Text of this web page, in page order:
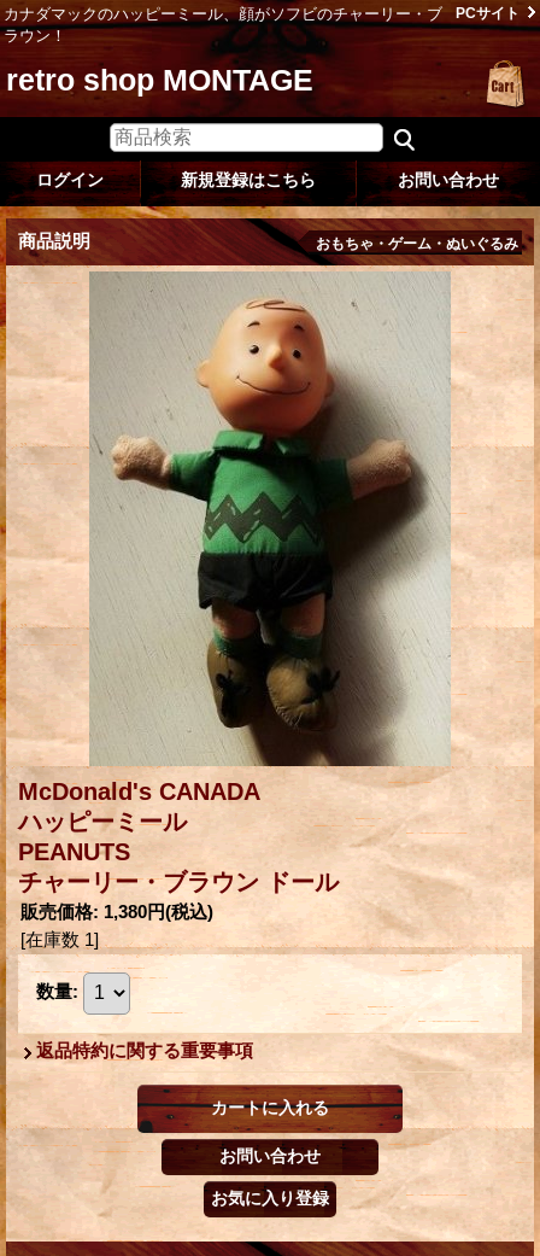
カナダマックのハッピーミール、顔がソフビのチャーリー・ブ
ラウン！
PCサイト
retro shop MONTAGE
ログイン 新規登録はこちら お問い合わせ
商品説明 おもちゃ・ゲーム・ぬいぐるみ
McDonald's CANADA
ハッピーミール
PEANUTS
チャーリー・ブラウン ドール
販売価格: 1,380円(税込)
[在庫数 1]
数量:
返品特約に関する重要事項